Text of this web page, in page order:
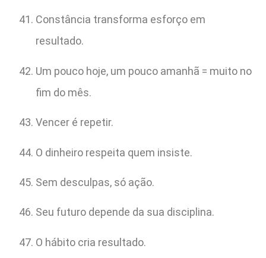
Constância transforma esforço em
resultado.
Um pouco hoje, um pouco amanhã = muito no
fim do mês.
Vencer é repetir.
O dinheiro respeita quem insiste.
Sem desculpas, só ação.
Seu futuro depende da sua disciplina.
O hábito cria resultado.